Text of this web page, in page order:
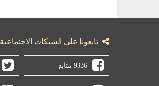
تابعونا على الشبكات الاجتماعية
9336 متابع